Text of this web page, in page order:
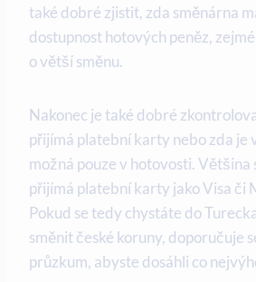
také dobré zjistit, zda směnárna
dostupnost hotových peněz,
o větší směnu.
Nakonec je také dobré
přijímá platební karty nebo zda je
možná pouze v hotovosti. Většina
přijímá platební karty jako Visa či
Pokud se tedy chystáte do
směnit české koruny, doporučuje
průzkum, abyste dosáhli co